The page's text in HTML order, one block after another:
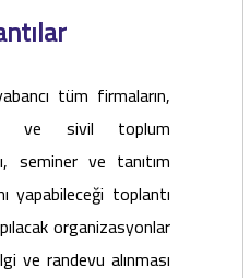
tüm firmaların,
ve sivil toplum
seminer ve tanıtım
yapabileceği toplantı
organizasyonlar
ve randevu alınması